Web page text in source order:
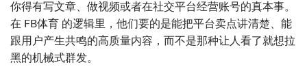
你得有写文章、做视频或者在社交平台经营账号的真本事。
在 FB体育 的逻辑里，他们要的是能把平台卖点讲清楚、能
跟用户产生共鸣的高质量内容，而不是那种让人看了就想拉
黑的机械式群发。